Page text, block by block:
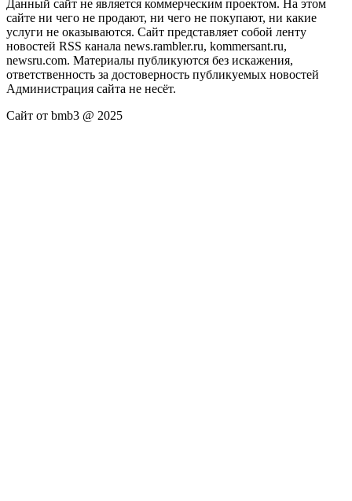
Данный сайт не является коммерческим проектом. На этом
сайте ни чего не продают, ни чего не покупают, ни какие
услуги не оказываются. Сайт представляет собой ленту
новостей RSS канала news.rambler.ru, kommersant.ru,
newsru.com. Материалы публикуются без искажения,
ответственность за достоверность публикуемых новостей
Администрация сайта не несёт.
Сайт от bmb3 @ 2025